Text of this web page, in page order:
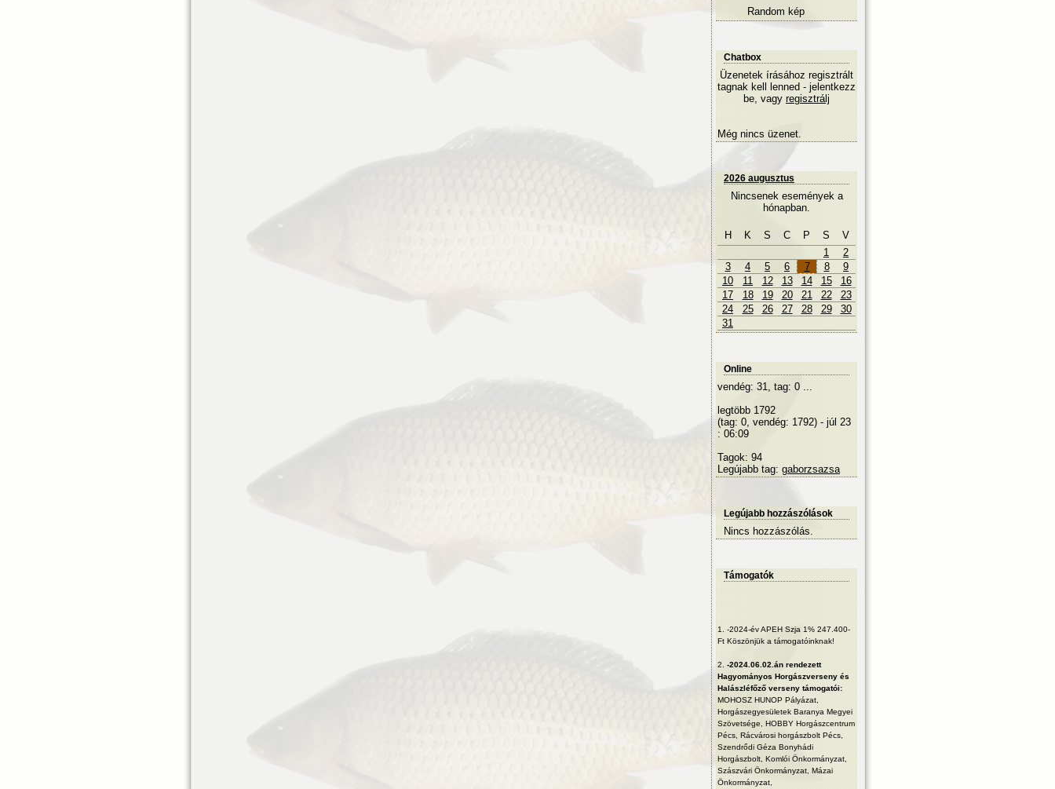
Random kép
Chatbox
Üzenetek írásához regisztrált
tagnak kell lenned - jelentkezz
be, vagy regisztrálj
Még nincs üzenet.
2026 augusztus
Nincsenek események a
hónapban.
H K S C P S
V
1
2
3
4 5 6 7 8
9
10
11 12 13 14 15
16
17
18 19 20 21 22
23
24
25 26 27 28 29
30
31
Online
vendég: 31, tag: 0 ...
legtöbb 1792
(tag: 0, vendég: 1792) - júl 23
: 06:09
Tagok: 94
Legújabb tag: gaborzsazsa
Legújabb hozzászólások
Nincs hozzászólás.
Támogatók
1.
-2024-év APEH Szja 1% 247.400-
Ft Köszönjük a támogatóinknak!
2.
-2024.06.02.án rendezett
Hagyományos Horgászverseny és
Halászléfőző verseny támogatói:
MOHOSZ HUNOP Pályázat,
Horgászegyesületek Baranya Megyei
Szövetsége, HOBBY Horgászcentrum
Pécs, Rácvárosi horgászbolt Pécs,
Szendrődi Géza Bonyhádi
Horgászbolt, Komlói Önkormányzat,
Szászvári Önkormányzat, Mázai
Önkormányzat,